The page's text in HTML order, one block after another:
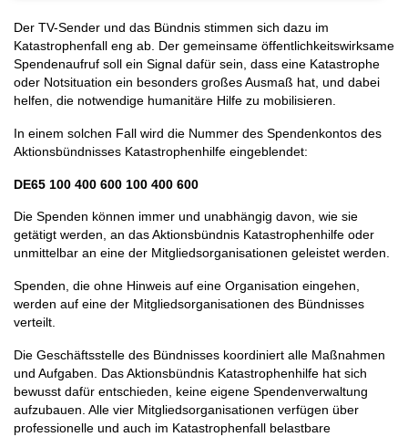
Der TV-Sender und das Bündnis stimmen sich dazu im
Katastrophenfall eng ab. Der gemeinsame öffentlichkeitswirksame
Spendenaufruf soll ein Signal dafür sein, dass eine Katastrophe
oder Notsituation ein besonders großes Ausmaß hat, und dabei
helfen, die notwendige humanitäre Hilfe zu mobilisieren.
In einem solchen Fall wird die Nummer des Spendenkontos des
Aktionsbündnisses Katastrophenhilfe eingeblendet:
DE65 100 400 600 100 400 600
Die Spenden können immer und unabhängig davon, wie sie
getätigt werden, an das Aktionsbündnis Katastrophenhilfe oder
unmittelbar an eine der Mitgliedsorganisationen geleistet werden.
Spenden, die ohne Hinweis auf eine Organisation eingehen,
werden auf eine der Mitgliedsorganisationen des Bündnisses
verteilt.
Die Geschäftsstelle des Bündnisses koordiniert alle Maßnahmen
und Aufgaben. Das Aktionsbündnis Katastrophenhilfe hat sich
bewusst dafür entschieden, keine eigene Spendenverwaltung
aufzubauen. Alle vier Mitgliedsorganisationen verfügen über
professionelle und auch im Katastrophenfall belastbare